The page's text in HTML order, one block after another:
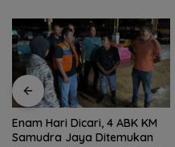
Enam Hari Dicari, 4 ABK KM
Samudra Jaya Ditemukan